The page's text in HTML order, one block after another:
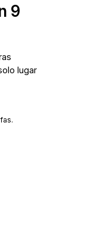
9
lugar